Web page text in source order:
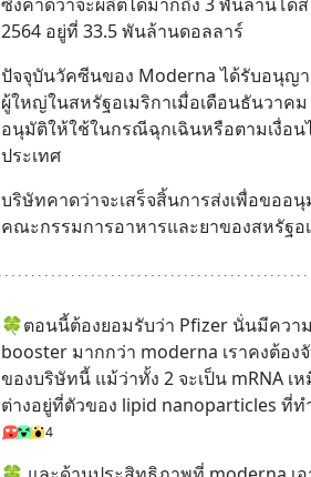
2564 อยู่ที่ 33.5 พันล้านดอลลาร์
ปัจจุบันวัคซีนของ Moderna ได้รับอนุญ
ผู้ใหญ่ในสหรัฐอเมริกาเมื่อเดือนธันวาค
อนุมัติให้ใช้ในกรณีฉุกเฉินหรือตามเงื่อ
ประเทศ
บริษัทคาดว่าจะเสร็จสิ้นการส่งเพื่อขออ
คณะกรรมการอาหารและยาของสหรัฐอ
🍀ตอนนี้ต้องยอมรับว่า Pfizer นั่นมีคว
booster มากกว่า moderna เราคงต้อง
ของบริษัทนี้ แม้ว่าทั้ง 2 จะเป็น mRNA
ต่างอยู่ที่ตัวของ lipid nanoparticles ที่ท
4